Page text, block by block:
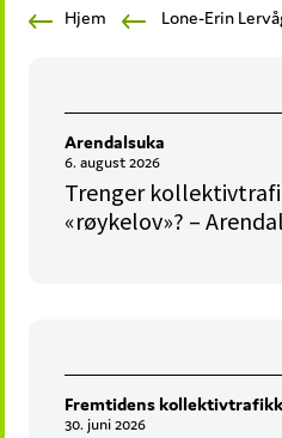
markedsfører
Hjem Lone-Erin
Arendalsuka
6. august 2026
Trenger
«røykelov»? –
Fremtidens kollektivtrafikk
30. juni 2026